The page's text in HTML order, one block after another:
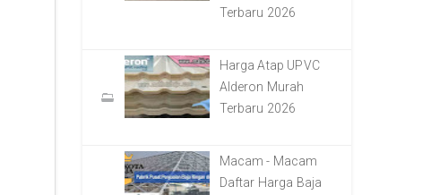
Terbaru 2026
Harga Atap UPVC
Alderon Murah
Terbaru 2026
Macam - Macam
Daftar Harga Baja